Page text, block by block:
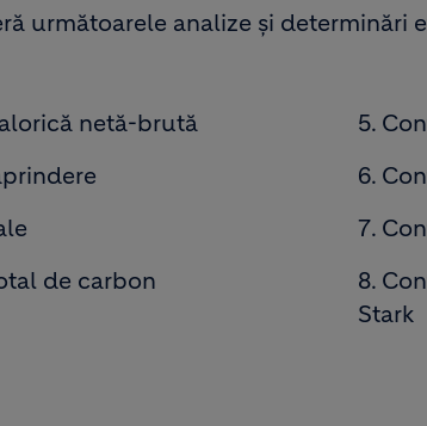
următoarele analize și
netă-brută
de carbon
5.
6.
7.
8.
Stark